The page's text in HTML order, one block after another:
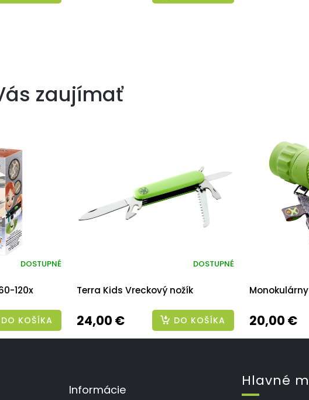
zaujímať
120x
DOSTUPNÉ
DO KOŠÍKA
Terra Kids Vreckový nožík
DOSTUPNÉ
24,00 € DO KOŠÍKA 20,00 €
Informácie
Hlavné